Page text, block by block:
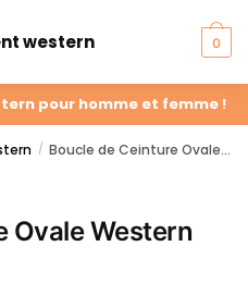
0
pour homme et femme !
/ Boucle de Ceinture Ovale Western
Ovale Western